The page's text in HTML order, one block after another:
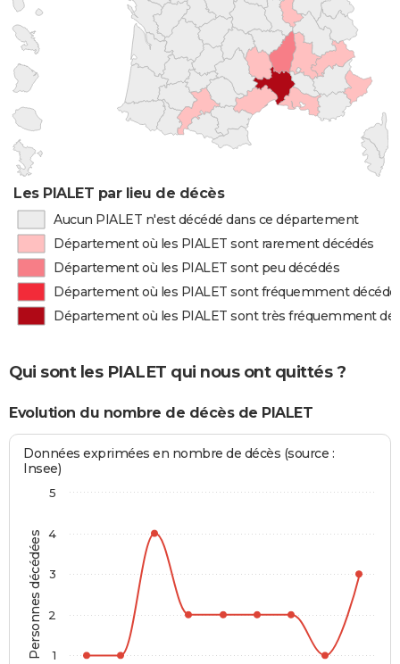
Les PIALET par lieu de décès
Aucun PIALET n'est décédé dans ce département
Département où les PIALET sont rarement décédés
Département où les PIALET sont peu décédés
Département où les PIALET sont fréquemment
Département où les PIALET sont très fréquemment
Qui sont les PIALET qui nous ont quittés ?
Evolution du nombre de décès de PIALET
Personnes décédées
Données exprimées en nombre de décès (source :
Insee)
1
2
3
4
5